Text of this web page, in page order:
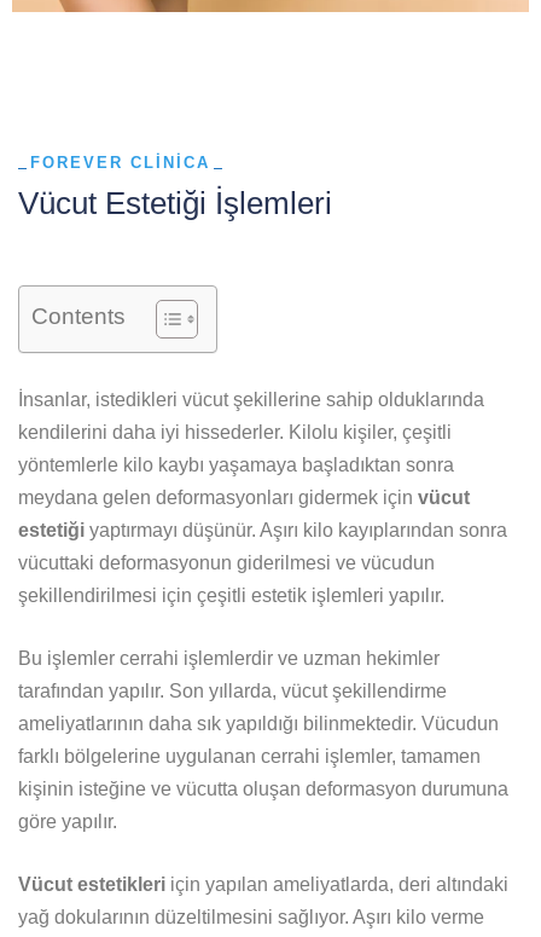
FOREVER CLINICA
Vücut Estetiği İşlemleri
Contents
İnsanlar, istedikleri vücut şekillerine sahip olduklarında
kendilerini daha iyi hissederler. Kilolu kişiler, çeşitli
yöntemlerle kilo kaybı yaşamaya başladıktan sonra
meydana gelen deformasyonları gidermek için vücut
estetiği yaptırmayı düşünür. Aşırı kilo kayıplarından sonra
vücuttaki deformasyonun giderilmesi ve vücudun
şekillendirilmesi için çeşitli estetik işlemleri yapılır.
Bu işlemler cerrahi işlemlerdir ve uzman hekimler
tarafından yapılır. Son yıllarda, vücut şekillendirme
ameliyatlarının daha sık yapıldığı bilinmektedir. Vücudun
farklı bölgelerine uygulanan cerrahi işlemler, tamamen
kişinin isteğine ve vücutta oluşan deformasyon durumuna
göre yapılır.
Vücut estetikleri için yapılan ameliyatlarda, deri altındaki
yağ dokularının düzeltilmesini sağlıyor. Aşırı kilo verme